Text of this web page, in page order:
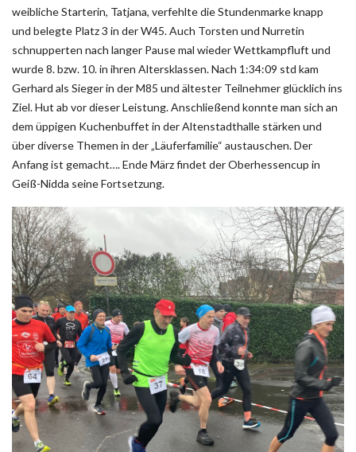
weibliche Starterin, Tatjana, verfehlte die Stundenmarke knapp
und belegte Platz 3 in der W45. Auch Torsten und Nurretin
schnupperten nach langer Pause mal wieder Wettkampfluft und
wurde 8. bzw. 10. in ihren Altersklassen. Nach 1:34:09 std kam
Gerhard als Sieger in der M85 und ältester Teilnehmer glücklich ins
Ziel. Hut ab vor dieser Leistung. Anschließend konnte man sich an
dem üppigen Kuchenbuffet in der Altenstadthalle stärken und
über diverse Themen in der „Läuferfamilie“ austauschen. Der
Anfang ist gemacht…. Ende März findet der Oberhessencup in
Geiß-Nidda seine Fortsetzung.